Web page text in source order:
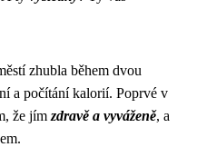
zhubla během dvou
a počítání kalorií. Poprvé v
že jím zdravě a vyváženě, a